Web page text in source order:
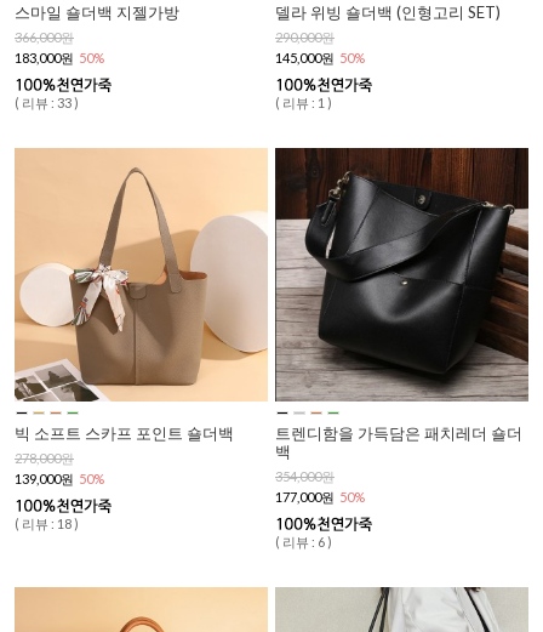
스마일 숄더백 지젤가방
366,000원
183,000원 50%
( 리뷰 : 33 )
델라 위빙 숄더백 (인형고리 SET)
290,000원
145,000원 50%
( 리뷰 : 1 )
빅 소프트 스카프 포인트 숄더백
278,000원
139,000원 50%
( 리뷰 : 18 )
트렌디함을 가득담은 패치레더 숄더
백
354,000원
177,000원 50%
( 리뷰 : 6 )